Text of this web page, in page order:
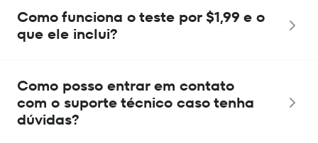
Como funciona o teste por $1,99 e o
que ele inclui?
Como posso entrar em contato
com o suporte técnico caso tenha
dúvidas?